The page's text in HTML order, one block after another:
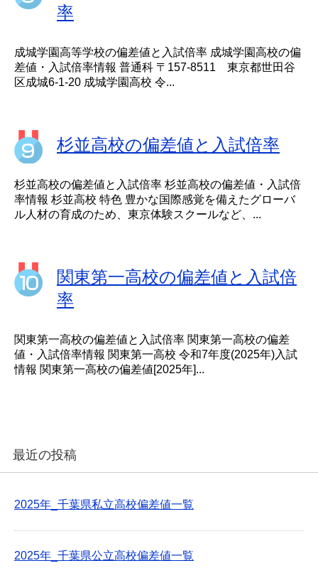
率
成城学園高等学校の偏差値と入試倍率 成城学園高校の偏
差値・入試倍率情報 普通科 〒157-8511 東京都世田谷
区成城6-1-20 成城学園高校 令...
杉並高校の偏差値と入試倍率
杉並高校の偏差値と入試倍率 杉並高校の偏差値・入試倍
率情報 杉並高校 特色 豊かな国際感覚を備えたグローバ
ル人材の育成のため、東京体験スクールなど、...
関東第一高校の偏差値と入試倍
率
関東第一高校の偏差値と入試倍率 関東第一高校の偏差
値・入試倍率情報 関東第一高校 令和7年度(2025年)入試
情報 関東第一高校の偏差値[2025年]...
最近の投稿
2025年_千葉県私立高校偏差値一覧
2025年_千葉県公立高校偏差値一覧